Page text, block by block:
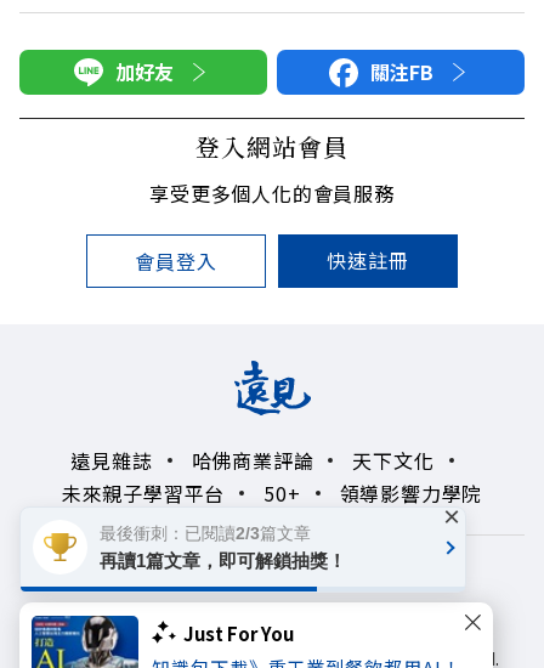
Just For You
加好友 關注FB
登入網站會員
享受更多個人化的會員服務
會員登入 快速註冊
遠見雜誌 哈佛商業評論
天下文化
未來親子學習平台
50+ 領導影響力學院
著作權聲明
隱私權政策
Copyright© 1999~2026
遠見天下文化出版股份有限公司. All rights reserved.
最後衝刺：已閱讀2/3篇文章
再讀1篇文章，即可解鎖抽獎！
×